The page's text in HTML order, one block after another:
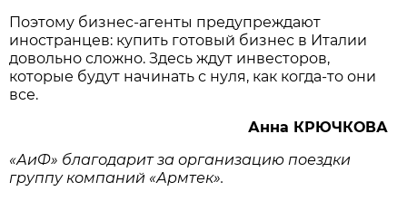
Поэтому бизнес-агенты предупреждают
иностранцев: купить готовый бизнес в Италии
довольно сложно. Здесь ждут инвесторов,
которые будут начинать с нуля, как когда-то они
все.
Анна КРЮЧКОВА
«АиФ» благодарит за организацию поездки
группу компаний «Армтек».